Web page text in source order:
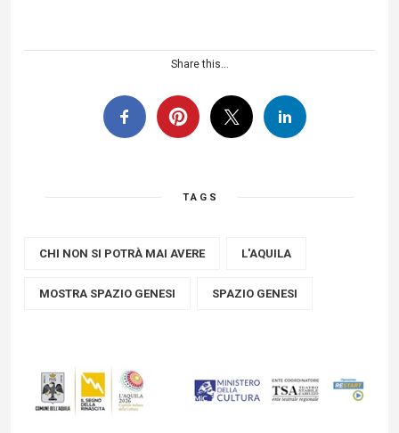
Share this...
TAGS
CHI NON SI POTRÀ MAI AVERE L'AQUILA
MOSTRA SPAZIO GENESI SPAZIO GENESI